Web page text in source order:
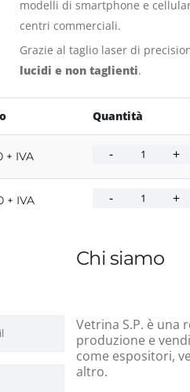
modelli di smartphone e
centri commerciali.
Grazie al taglio laser di
lucidi e non taglienti.
Quantità
+ IVA
+ IVA
Chi siamo
Vetrina S.P. è una
produzione e
come espositori,
altro.